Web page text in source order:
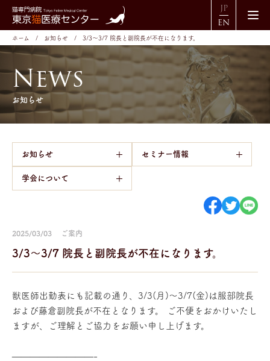
JP
EN
News
お知らせ
ホーム お知らせ 3/3～3/7 院長と副院長が不在になります。
お知らせ セミナー情報
学会について
2025/03/03 ご案内
3/3～3/7 院長と副院長が不在になります。
獣医師出勤表にも記載の通り、3/3(月)～3/7(金)は服部院長
および藤倉副院長が不在となります。 ご不便をおかけいたし
ますが、ご理解とご協力をお願い申し上げます。
—————————-